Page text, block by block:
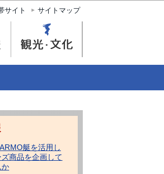
サイト サイトマップ
艇を活用し
商品を企画して
か